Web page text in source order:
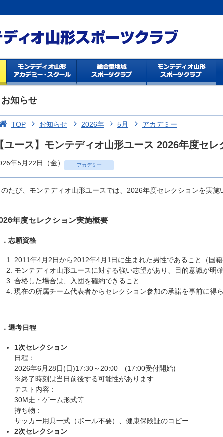
お知らせ
TOP お知らせ 2026年 5月 アカデミー
ユース】モンテディオ山形ユース 2026年度セレ
年5月22日（金） アカデミー
のたび、モンテディオ山形ユースでは、2026年度セレクションを実施
年度セレクション実施概要
．志願資格
2011年4月2日から2012年4月1日に生まれた男性であること（国籍
モンテディオ山形ユースに対する強い志望があり、目的意識が明
合格した場合は、入団を確約できること
現在の所属チーム代表者からセレクション参加の承諾を事前に得
．選考日程
1次セレクション
日程：
2026年6月28日(日)17:30～20:00 (17:00受付開始)
※終了時刻は当日前後する可能性があります
テスト内容：
30M走・ゲーム形式等
持ち物：
サッカー用具一式（ボール不要）、健康保険証のコピー
2次セレクション